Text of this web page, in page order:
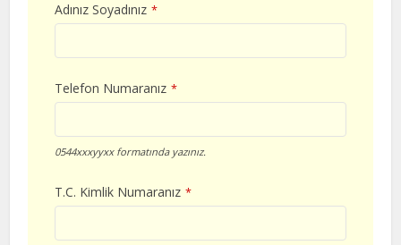
Adınız Soyadınız *
Telefon Numaranız *
0544xxxyyxx formatında yazınız.
T.C. Kimlik Numaranız *